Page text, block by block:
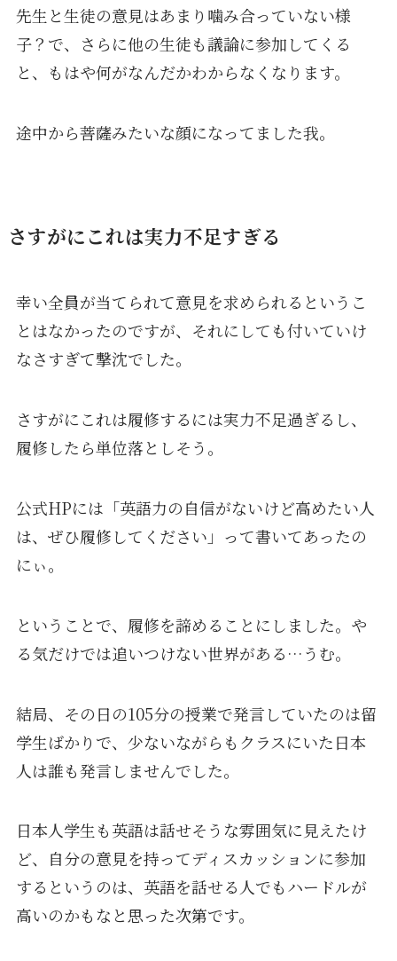
先生と生徒の意見はあまり噛み合っていない様
子？で、さらに他の生徒も議論に参加してくる
と、もはや何がなんだかわからなくなります。
途中から菩薩みたいな顔になってました我。
さすがにこれは実力不足すぎる
幸い全員が当てられて意見を求められるというこ
とはなかったのですが、それにしても付いていけ
なさすぎて撃沈でした。
さすがにこれは履修するには実力不足過ぎるし、
履修したら単位落としそう。
公式HPには「英語力の自信がないけど高めたい人
は、ぜひ履修してください」って書いてあったの
にぃ。
ということで、履修を諦めることにしました。や
る気だけでは追いつけない世界がある…うむ。
結局、その日の105分の授業で発言していたのは留
学生ばかりで、少ないながらもクラスにいた日本
人は誰も発言しませんでした。
日本人学生も英語は話せそうな雰囲気に見えたけ
ど、自分の意見を持ってディスカッションに参加
するというのは、英語を話せる人でもハードルが
高いのかもなと思った次第です。